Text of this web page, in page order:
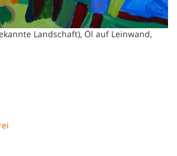
Landschaft), Öl auf Leinwand,